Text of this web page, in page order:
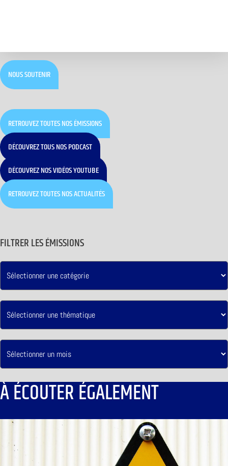
NOUS SOUTENIR
RETROUVEZ TOUTES NOS ÉMISSIONS
DÉCOUVREZ TOUS NOS PODCAST
DÉCOUVREZ NOS VIDÉOS YOUTUBE
RETROUVEZ TOUTES NOS ACTUALITÉS
FILTRER LES ÉMISSIONS
À ÉCOUTER ÉGALEMENT